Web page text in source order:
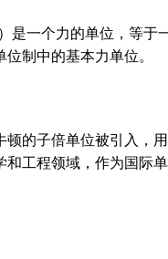
是一个力的单位，等于
位制中的基本力单位。
顿的子倍单位被引入，
和工程领域，作为国际